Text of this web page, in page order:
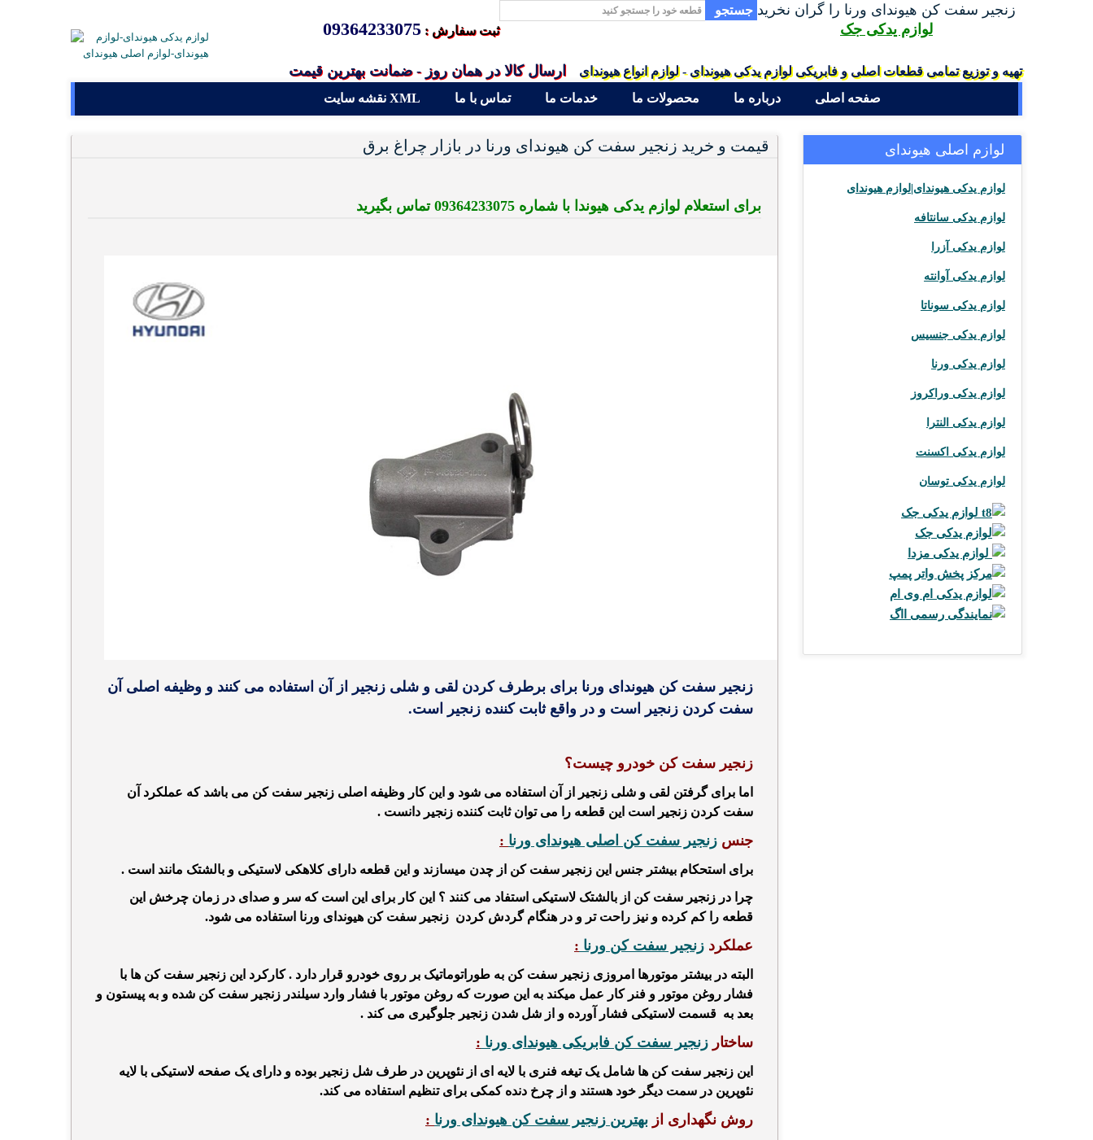
زنجیر سفت کن هیوندای ورنا را گران نخرید
لوازم یدکی جک
ثبت سفارش : 09364233075
جستجو
تهیه و توزیع تمامی قطعات اصلی و فابریکی لوازم یدکی هیوندای - لوازم انواع هیوندای ارسال کالا در همان روز - ضمانت بهترین قیمت
نقشه سایت XML تماس با ما خدمات ما محصولات ما درباره ما صفحه اصلی
لوازم اصلی هیوندای
لوازم یدکی هیوندای|لوازم هیوندای
لوازم یدکی سانتافه
لوازم یدکی آزرا
لوازم یدکی آوانته
لوازم یدکی سوناتا
لوازم یدکی جنسیس
لوازم یدکی ورنا
لوازم یدکی وراکروز
لوازم یدکی النترا
لوازم یدکی اکسنت
لوازم یدکی توسان
لوازم یدکی جک t8
لوازم یدکی جک
مرکز پخش واتر پمپ
لوازم یدکی ام وی ام
نمایندگی رسمی ااگ
قیمت و خرید زنجیر سفت کن هیوندای ورنا در بازار چراغ برق
برای استعلام لوازم یدکی هیوندا با شماره 09364233075 تماس بگیرید
زنجیر سفت کن هیوندای ورنا برای برطرف کردن لقی و شلی زنجیر از آن استفاده می کنند و وظیفه اصلی آن
سفت کردن زنجیر است و در واقع ثابت کننده زنجیر است.
زنجیر سفت کن خودرو چیست؟
اما برای گرفتن لقی و شلی زنجیر از آن استفاده می شود و این کار وظیفه اصلی زنجیر سفت کن می باشد که عملکرد آن
سفت کردن زنجیر است این قطعه را می توان ثابت کننده زنجیر دانست .
جنس زنجیر سفت کن اصلی هیوندای ورنا :
برای استحکام بیشتر جنس این زنجیر سفت کن از چدن میسازند و این قطعه دارای کلاهکی لاستیکی و بالشتک مانند است .
چرا در زنجیر سفت کن از بالشتک لاستیکی استفاد می کنند ؟ این کار برای این است که سر و صدای در زمان چرخش این
قطعه را کم کرده و نیز راحت تر و در هنگام گردش کردن زنجیر سفت کن هیوندای ورنا استفاده می شود.
عملکرد زنجیر سفت کن ورنا :
البته در بیشتر موتورها امروزی زنجیر سفت کن به طوراتوماتیک بر روی خودرو قرار دارد . کارکرد این زنجیر سفت کن ها با
فشار روغن موتور و فنر کار عمل میکند به این صورت که روغن موتور با فشار وارد سیلندر زنجیر سفت کن شده و به پیستون و
بعد به قسمت لاستیکی فشار آورده و از شل شدن زنجیر جلوگیری می کند .
ساختار زنجیر سفت کن فابریکی هیوندای ورنا :
این زنجیر سفت کن ها شامل یک تیغه فنری با لایه ای از نئوپرین در طرف شل زنجیر بوده و دارای یک صفحه لاستیکی با لایه
نئوپرین در سمت دیگر خود هستند و از چرخ دنده کمکی برای تنظیم استفاده می کند.
روش نگهداری از بهترین زنجیر سفت کن هیوندای ورنا :